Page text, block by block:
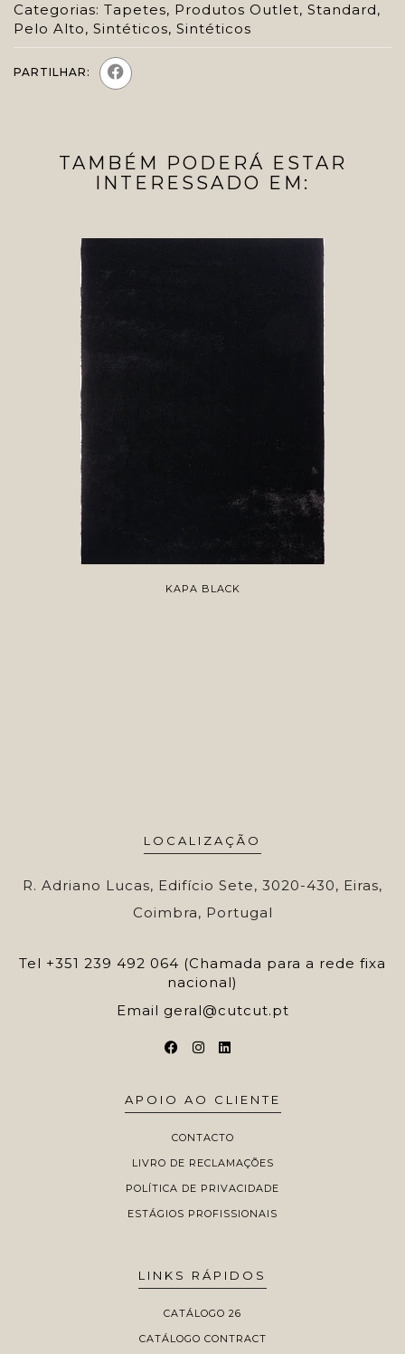
Categorias: Tapetes, Produtos Outlet, Standard,
Pelo Alto, Sintéticos, Sintéticos
PARTILHAR:
TAMBÉM PODERÁ ESTAR
INTERESSADO EM:
KAPA BLACK
LOCALIZAÇÃO
R. Adriano Lucas, Edifício Sete, 3020-430, Eiras,
Coimbra, Portugal
Tel +351 239 492 064 (Chamada para a rede fixa
nacional)
Email geral@cutcut.pt
APOIO AO CLIENTE
CONTACTO
LIVRO DE RECLAMAÇÕES
POLÍTICA DE PRIVACIDADE
ESTÁGIOS PROFISSIONAIS
LINKS RÁPIDOS
CATÁLOGO 26
CATÁLOGO CONTRACT